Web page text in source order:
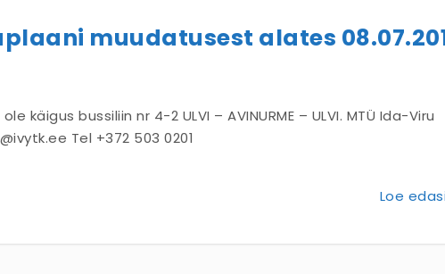
muudatusest alates
käigus bussiliin nr 4-2 ULVI – AVINURME – ULVI. MTÜ Ida-Viru
Tel +372 503 0201
Loe